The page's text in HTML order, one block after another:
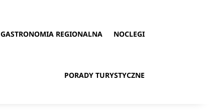
GASTRONOMIA REGIONALNA NOCLEGI
PORADY TURYSTYCZNE